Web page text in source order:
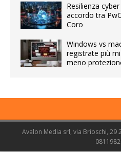
Resilienza
accordo tra
Coro
Windows vs
registrate più
meno
Avalon Media srl, via Brioschi, 29